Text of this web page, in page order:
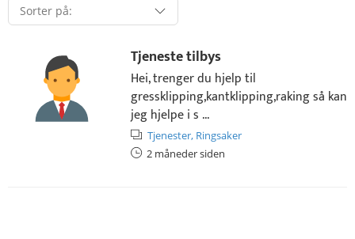
Tjeneste tilbys
Hei, trenger du hjelp til
gressklipping,kantklipping,raking så kan
jeg hjelpe i s ...
Tjenester, Ringsaker
2 måneder siden